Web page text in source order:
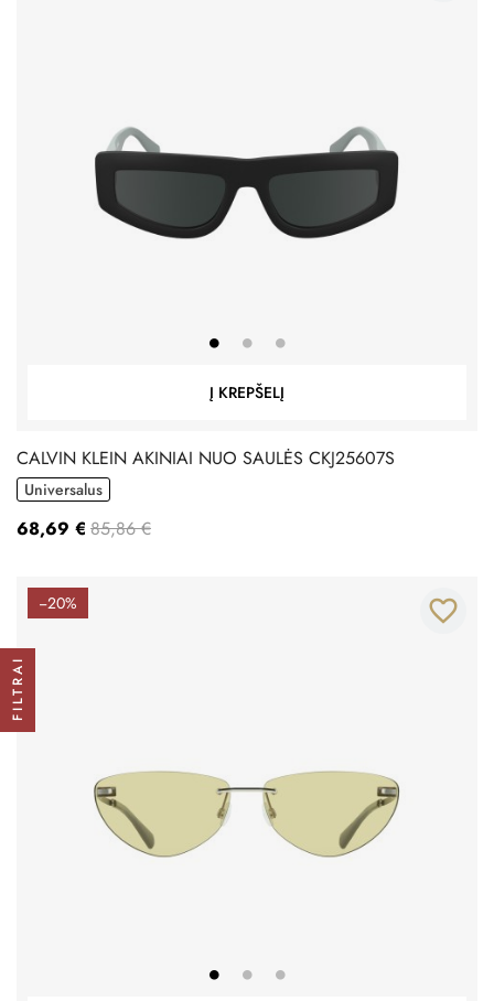
Į KREPŠELĮ
CALVIN KLEIN AKINIAI NUO SAULĖS CKJ25607S
Universalus
68,69 € 85,86 €
−20% favorite_border
FILTRAI